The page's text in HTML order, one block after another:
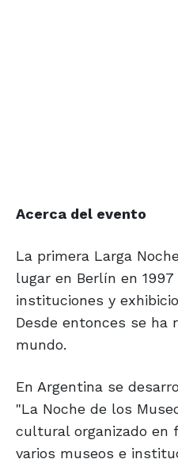
Acerca del evento
La primera Larga
lugar en Berlín en
instituciones y
Desde entonces se ha
mundo.
En Argentina se
"La Noche de los
cultural organizado en
varios museos e